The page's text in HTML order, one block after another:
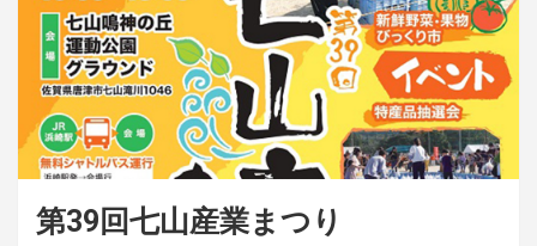
第39回七山産業まつり